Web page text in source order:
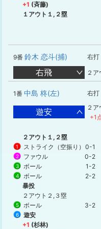
+1 (斉藤)
１アウト１,２塁
9番 鈴木 恋斗(捕) 右打
右飛 ２
1番 中島 柊(左) 右打
遊安
２
+1
２アウト１,２塁
1 ストライク（空振り） 0-1
2 ファウル 0-2
3 ボール 1-2
4 ボール
2-2
暴投
２アウト２,３塁
5 ボール 3-2
6
遊安
+1 (杉林)